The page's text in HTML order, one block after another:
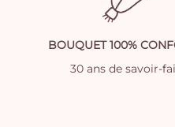
BOUQUET 100%
30 ans de savoir-